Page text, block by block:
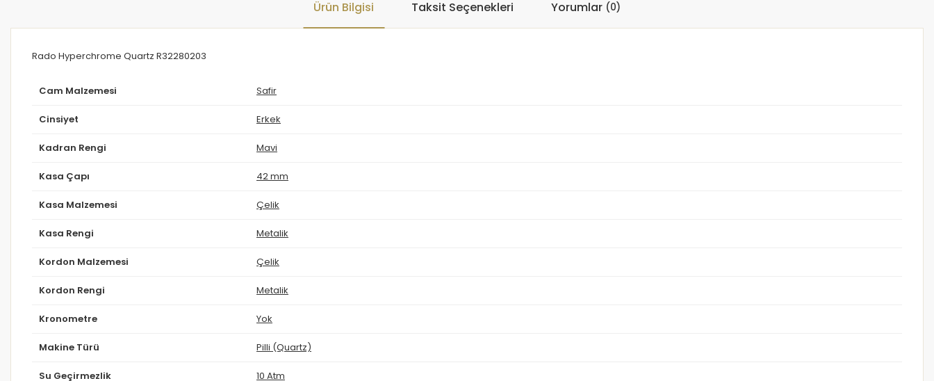
Ürün Bilgisi Taksit Seçenekleri Yorumlar (0)
Rado Hyperchrome Quartz R32280203
Cam Malzemesi Safir
Cinsiyet Erkek
Kadran Rengi Mavi
Kasa Çapı 42 mm
Kasa Malzemesi Çelik
Kasa Rengi Metalik
Kordon Malzemesi Çelik
Kordon Rengi Metalik
Kronometre Yok
Makine Türü Pilli (Quartz)
Su Geçirmezlik 10 Atm